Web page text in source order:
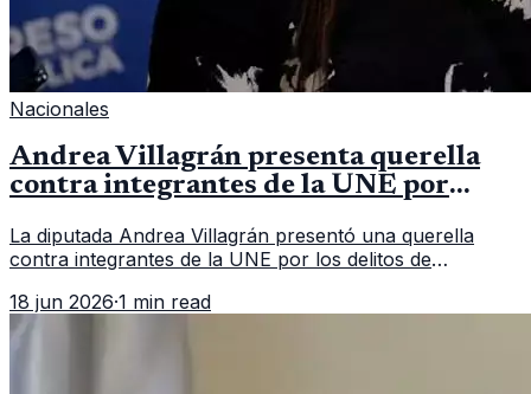
Nacionales
Andrea Villagrán presenta querella
contra integrantes de la UNE por
La diputada Andrea Villagrán presentó una querella
contra integrantes de la UNE por los delitos de
18 jun 2026·1 min read